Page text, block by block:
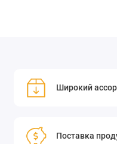
Широкий
Поставка